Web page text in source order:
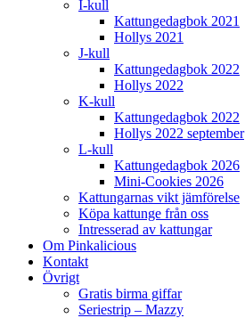
I-kull
Kattungedagbok 2021
Hollys 2021
J-kull
Kattungedagbok 2022
Hollys 2022
K-kull
Kattungedagbok 2022
Hollys 2022 september
L-kull
Kattungedagbok 2026
Mini-Cookies 2026
Kattungarnas vikt jämförelse
Köpa kattunge från oss
Intresserad av kattungar
Om Pinkalicious
Kontakt
Övrigt
Gratis birma giffar
Seriestrip – Mazzy